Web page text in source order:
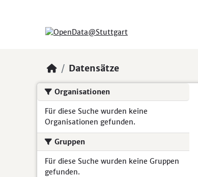
Datensätze
Organisationen
Für diese Suche wurden keine
Organisationen gefunden.
Gruppen
Für diese Suche wurden keine Gruppen
gefunden.